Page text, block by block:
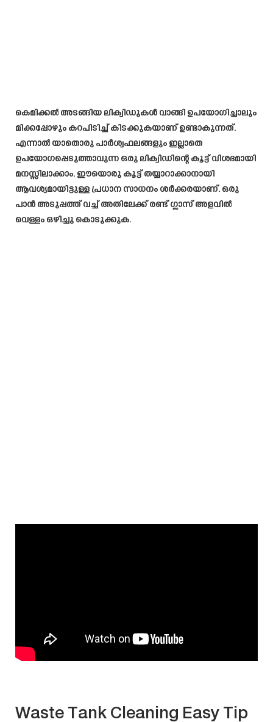
കെമിക്കൽ അടങ്ങിയ ലിക്വിഡുകൾ വാങ്ങി ഉപയോഗിച്ചാലും
മിക്കപ്പോഴും കറപിടിച്ച് കിടക്കുകയാണ് ഉണ്ടാകുന്നത്.
എന്നാൽ യാതൊരു പാർശ്വഫലങ്ങളും ഇല്ലാതെ
ഉപയോഗപ്പെടുത്താവുന്ന ഒരു ലിക്വിഡിന്റെ കൂട്ട് വിശദമായി
മനസ്സിലാക്കാം. ഈയൊരു കൂട്ട് തയ്യാറാക്കാനായി
ആവശ്യമായിട്ടുള്ള പ്രധാന സാധനം ശർക്കരയാണ്. ഒരു
പാൻ അടുപ്പത്ത് വച്ച് അതിലേക്ക് രണ്ട് ഗ്ലാസ് അളവിൽ
വെള്ളം ഒഴിച്ചു കൊടുക്കുക.
Waste Tank Cleaning Easy Tip